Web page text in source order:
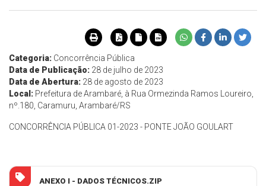
Categoria: Concorrência Pública
Data de Publicação: 28 de julho de 2023
Data de Abertura: 28 de agosto de 2023
Local: Prefeitura de Arambaré, à Rua Ormezinda Ramos Loureiro,
nº.180, Caramuru, Arambaré/RS
CONCORRÊNCIA PÚBLICA 01-2023 - PONTE JOÃO GOULART
ANEXO I - DADOS TÉCNICOS.ZIP